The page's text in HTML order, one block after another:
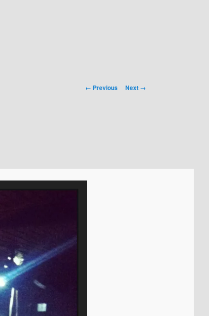
Image navigation
← Previous Next →